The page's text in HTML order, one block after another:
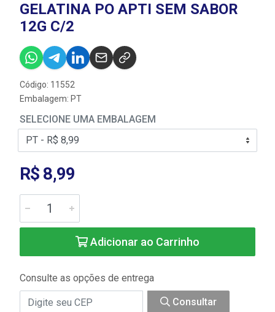
GELATINA PO APTI SEM SABOR
12G C/2
Código: 11552
Embalagem: PT
SELECIONE UMA EMBALAGEM
R$ 8,99
Adicionar ao Carrinho
Consulte as opções de entrega
Consultar